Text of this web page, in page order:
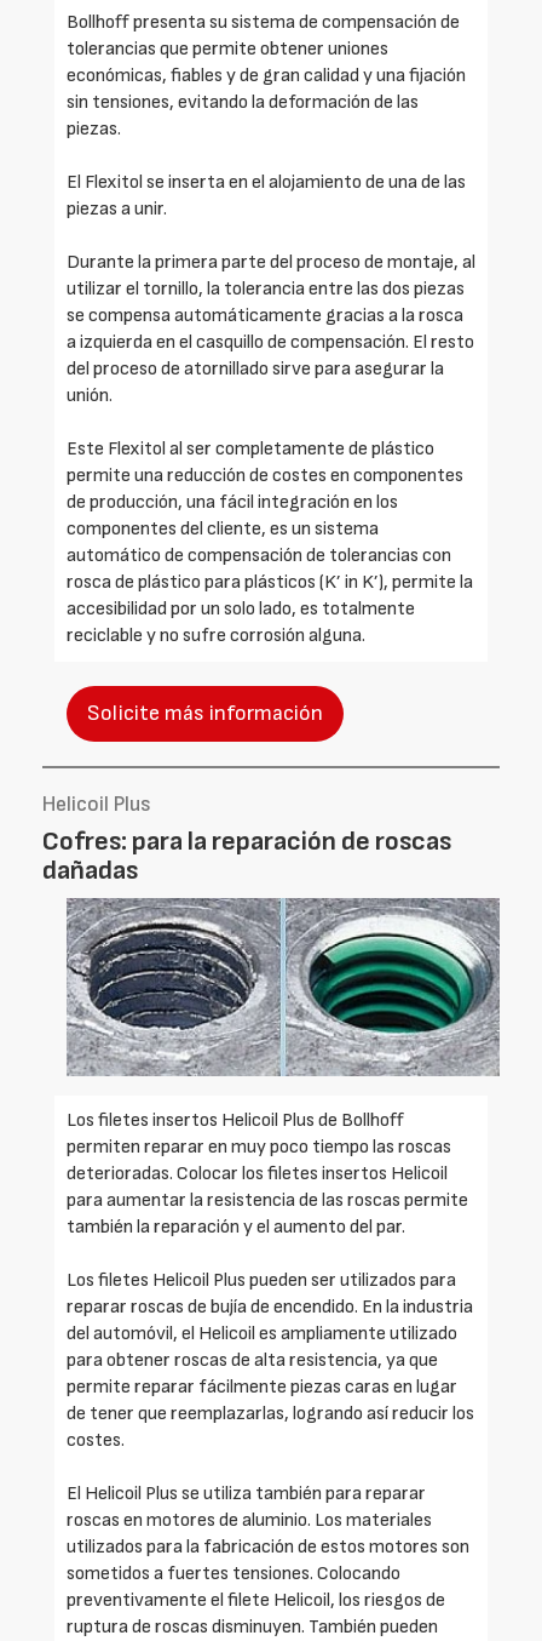
Bollhoff presenta su sistema de compensación de
tolerancias que permite obtener uniones
económicas, fiables y de gran calidad y una fijación
sin tensiones, evitando la deformación de las
piezas.
El Flexitol se inserta en el alojamiento de una de las
piezas a unir.
Durante la primera parte del proceso de montaje, al
utilizar el tornillo, la tolerancia entre las dos piezas
se compensa automáticamente gracias a la rosca
a izquierda en el casquillo de compensación. El resto
del proceso de atornillado sirve para asegurar la
unión.
Este Flexitol al ser completamente de plástico
permite una reducción de costes en componentes
de producción, una fácil integración en los
componentes del cliente, es un sistema
automático de compensación de tolerancias con
rosca de plástico para plásticos (K’ in K’), permite la
accesibilidad por un solo lado, es totalmente
reciclable y no sufre corrosión alguna.
Solicite más información
Helicoil Plus
Cofres: para la reparación de roscas
dañadas
Los filetes insertos Helicoil Plus de Bollhoff
permiten reparar en muy poco tiempo las roscas
deterioradas. Colocar los filetes insertos Helicoil
para aumentar la resistencia de las roscas permite
también la reparación y el aumento del par.
Los filetes Helicoil Plus pueden ser utilizados para
reparar roscas de bujía de encendido. En la industria
del automóvil, el Helicoil es ampliamente utilizado
para obtener roscas de alta resistencia, ya que
permite reparar fácilmente piezas caras en lugar
de tener que reemplazarlas, logrando así reducir los
costes.
El Helicoil Plus se utiliza también para reparar
roscas en motores de aluminio. Los materiales
utilizados para la fabricación de estos motores son
sometidos a fuertes tensiones. Colocando
preventivamente el filete Helicoil, los riesgos de
ruptura de roscas disminuyen. También pueden